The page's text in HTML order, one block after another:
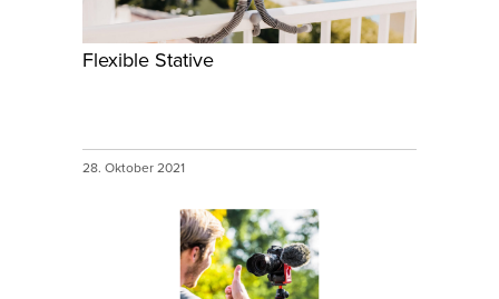
Flexible Stative
28. Oktober 2021